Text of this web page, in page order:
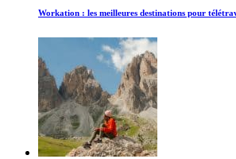
Workation : les meilleures destinations pour